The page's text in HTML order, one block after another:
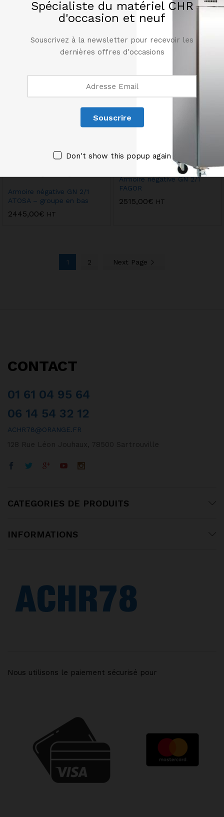
Armoire négative 2 portes
GN 2/1 HOSHIZAKI
Armoire négative GN 2/1
ATOSA
Armoire négative GN 2/1
ATOSA – groupe en bas
2445,00€ HT
Armoire négative GN 2/1
FAGOR
2515,00€ HT
1 2 Next Page
CONTACT
01 61 04 95 64
06 14 54 32 12
ACHR78@ORANGE.FR
CATEGORIES DE PRODUITS
INFORMATIONS
Nous utilisons le paiement sécurisé pour
Spécialiste du matériel CHR
d'occasion et neuf
Souscrivez à la newsletter pour recevoir les
dernières offres d'occasions
Don't show this popup again